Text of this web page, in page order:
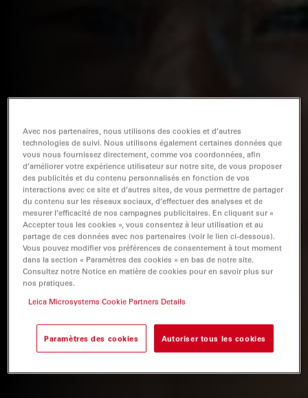
Avec nos partenaires, nous utilisons des cookies et d’autres
technologies de suivi. Nous utilisons également certaines données que
vous nous fournissez directement, comme vos coordonnées, afin
d’améliorer votre expérience utilisateur sur notre site, de vous proposer
des publicités et du contenu personnalisés en fonction de vos
interactions avec ce site et d’autres sites, de vous permettre de partager
du contenu sur les réseaux sociaux, d’effectuer des analyses et de
mesurer l’efficacité de nos campagnes publicitaires. En cliquant sur «
Accepter tous les cookies », vous consentez à leur utilisation et au
partage de ces données avec nos partenaires (voir le lien ci-dessous).
Vous pouvez modifier vos préférences de consentement à tout moment
dans la section « Paramètres des cookies » en bas de notre site.
Consultez notre Notice en matière de cookies pour en savoir plus sur
nos pratiques.
Leica Microsystems Cookie Partners Details
Paramètres des cookies Autoriser tous les cookies